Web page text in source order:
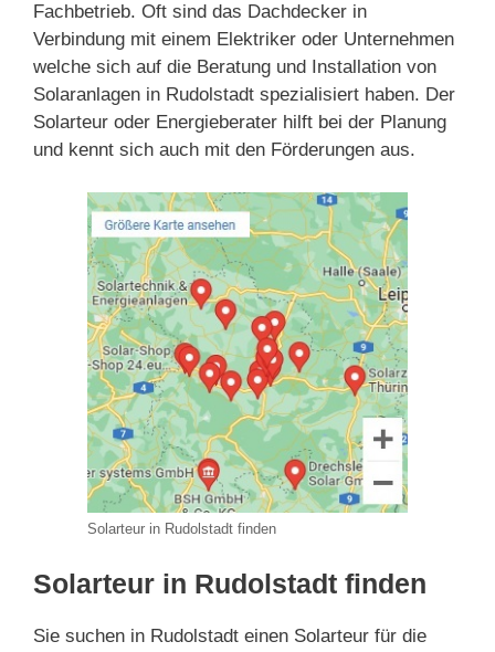
Fachbetrieb. Oft sind das Dachdecker in
Verbindung mit einem Elektriker oder Unternehmen
welche sich auf die Beratung und Installation von
Solaranlagen in Rudolstadt spezialisiert haben. Der
Solarteur oder Energieberater hilft bei der Planung
und kennt sich auch mit den Förderungen aus.
Solarteur in Rudolstadt finden
Solarteur in Rudolstadt finden
Sie suchen in Rudolstadt einen Solarteur für die